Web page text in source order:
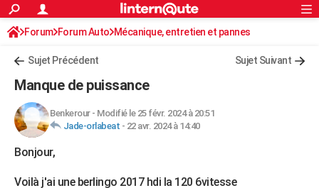
ACTUALITÉS
Politique
Société
Faits Divers
Education
Monde
Villes
+
FINANCE
Retraite
Impôts
Epargne
Immobilier
Risques naturels par ville
Banque
Assurance
Crédit
AUTO
Essais
Réserver un essai
Citadines
Berlines
SUV
Forum auto
+HIGH-TECH
Rechercher
S'inscrire
Connexion
Forum Forum Auto Mécanique, entretien et pannes
Sujet Précédent Sujet Suivant
Manque de puissance
Benkerour- Modifié le 25 févr. 2024 à 20:51
Jade-orlabeat - 22 avr. 2024 à 14:40
Bonjour,
Voilà j'ai une berlingo 2017 hdi la 120 6vitesse